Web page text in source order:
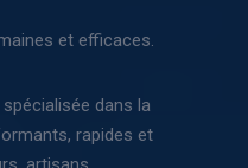
et efficaces.
dans la
rapides et